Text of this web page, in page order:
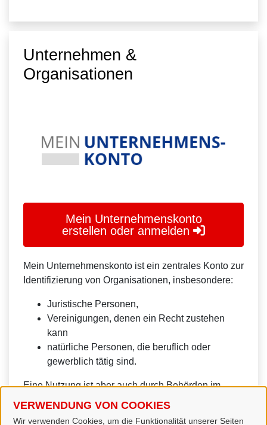
VERWENDUNG VON COOKIES
Wir verwenden Cookies, um die Funktionalität unserer Seiten
Unternehmen &
Organisationen
Mein Unternehmenskonto
erstellen oder anmelden
Mein Unternehmenskonto ist ein zentrales Konto zur
Identifizierung von Organisationen, insbesondere:
Juristische Personen,
Vereinigungen, denen ein Recht zustehen
kann
natürliche Personen, die beruflich oder
gewerblich tätig sind.
Eine Nutzung ist aber auch durch Behörden im
Sinne von § 1 Abs. 4 Verwaltungsverfahrensgesetz